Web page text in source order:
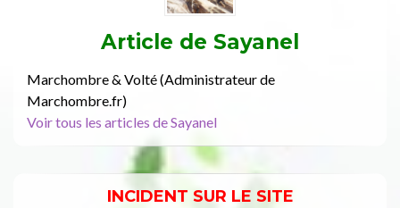
Article de Sayanel
Marchombre & Volté (Administrateur de
Marchombre.fr)
Voir tous les articles de Sayanel
INCIDENT SUR LE SITE